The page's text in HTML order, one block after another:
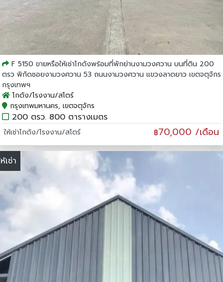
F 5150 ขายหรือให้เช่าโกดังพร้อมที่พักย่านงามวงศวาน บนที่ดิน 200
ตรว พิกัดซอยงามวงศวาน 53 ถนนงามวงศวาน แขวงลาดยาว เขตจตุจักร
กรุงเทพฯ
โกดัง/โรงงาน/สโตร์
กรุงเทพมหานคร, เขตจตุจักร
200 ตรว. 800 ตารางเมตร
ให้เช่าโกดัง/โรงงาน/สโตร์ ฿70,000 /เดือน
เช่า